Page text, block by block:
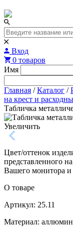
Вход
0 товаров
Имя
Главная / Каталог /
на крест и
Табличка
Увеличить
Цвет/оттенок
представленного
Вашего монитора и
О товаре
Артикул: 25.11
Материал: